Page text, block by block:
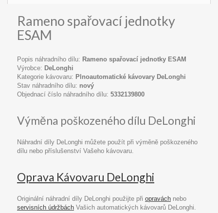
Rameno spařovací jednotky
ESAM
Popis náhradního dílu: Rameno spařovací jednotky ESAM
Výrobce: DeLonghi
Kategorie kávovaru: Plnoautomatické kávovary DeLonghi
Stav náhradního dílu: nový
Objednací číslo náhradního dílu: 5332139800
Výměna poškozeného dílu DeLonghi
Náhradní díly DeLonghi můžete použít při výměně poškozeného
dílu nebo příslušenství Vašeho kávovaru.
Oprava Kávovaru DeLonghi
Originální náhradní díly DeLonghi použijte při opravách nebo
servisních údržbách Vašich automatických kávovarů DeLonghi.